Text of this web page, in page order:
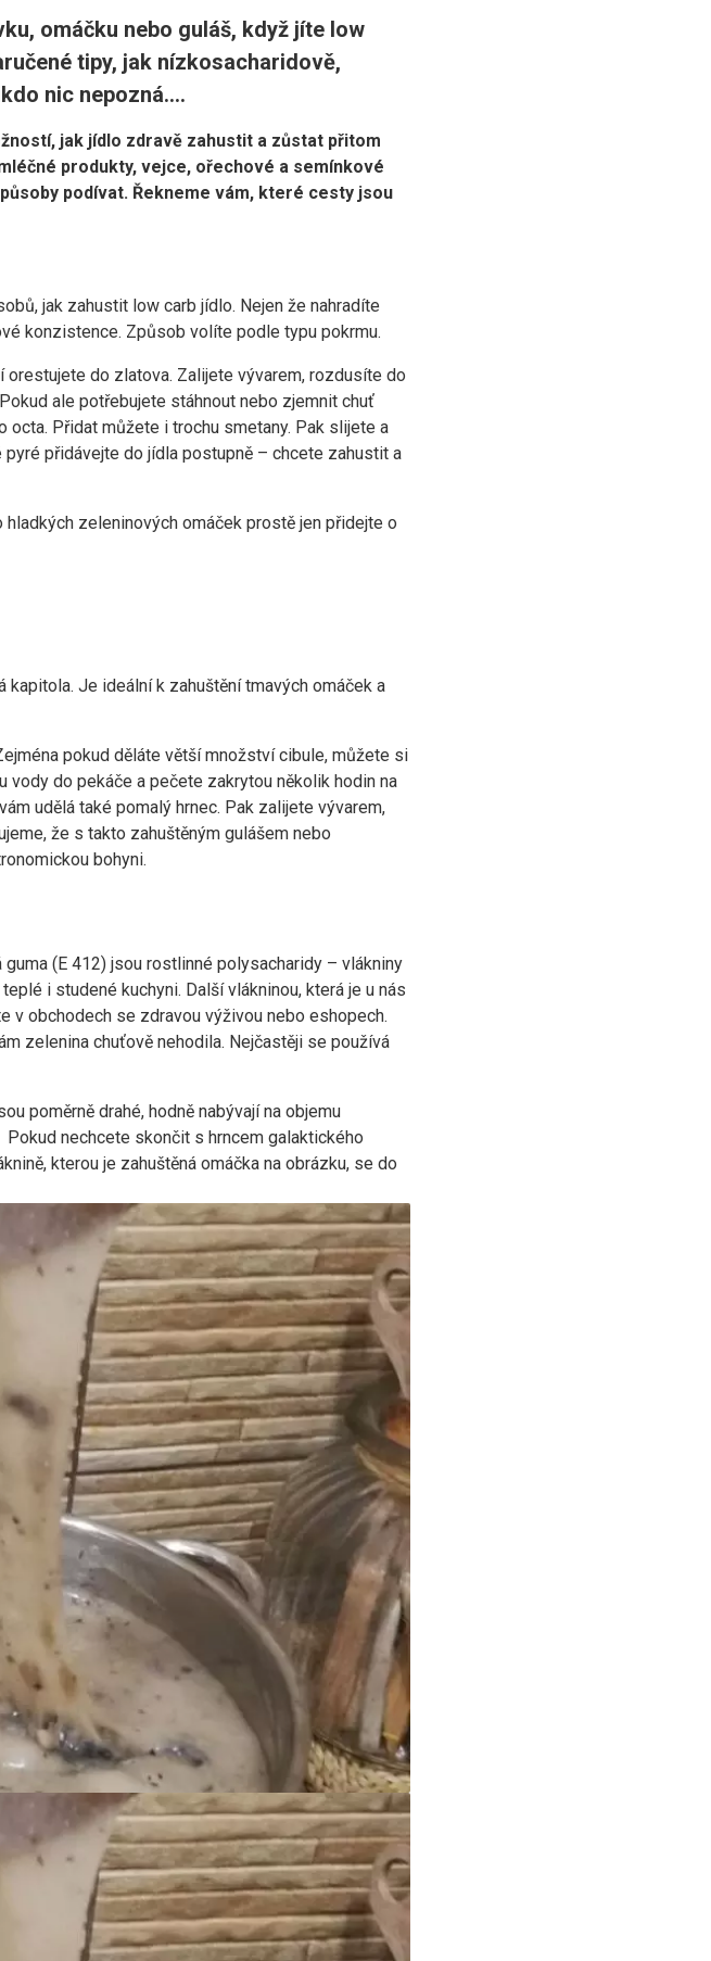
omáčku nebo guláš, když jíte low
tipy, jak nízkosacharidově,
nic nepozná….
jak jídlo zdravě zahustit a zůstat přitom
produkty, vejce, ořechové a semínkové
podívat. Řekneme vám, které cesty jsou
jak zahustit low carb jídlo. Nejen že nahradíte
konzistence. Způsob volíte podle typu pokrmu.
orestujete do zlatova. Zalijete vývarem, rozdusíte do
ale potřebujete stáhnout nebo zjemnit chuť
Přidat můžete i trochu smetany. Pak slijete a
přidávejte do jídla postupně – chcete zahustit a
zeleninových omáček prostě jen přidejte o
Je ideální k zahuštění tmavých omáček a
pokud děláte větší množství cibule, můžete si
do pekáče a pečete zakrytou několik hodin na
udělá také pomalý hrnec. Pak zalijete vývarem,
že s takto zahuštěným gulášem nebo
bohyni.
(E 412) jsou rostlinné polysacharidy – vlákniny
i studené kuchyni. Další vlákninou, která je u nás
v obchodech se zdravou výživou nebo eshopech.
zelenina chuťově nehodila. Nejčastěji se používá
poměrně drahé, hodně nabývají na objemu
nechcete skončit s hrncem galaktického
kterou je zahuštěná omáčka na obrázku, se do